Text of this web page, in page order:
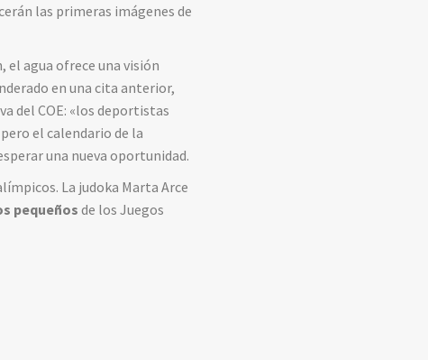
las primeras imágenes de
agua ofrece una visión
en una cita anterior,
del COE: «los deportistas
el calendario de la
una nueva oportunidad.
La judoka Marta Arce
pequeñosde los Juegos